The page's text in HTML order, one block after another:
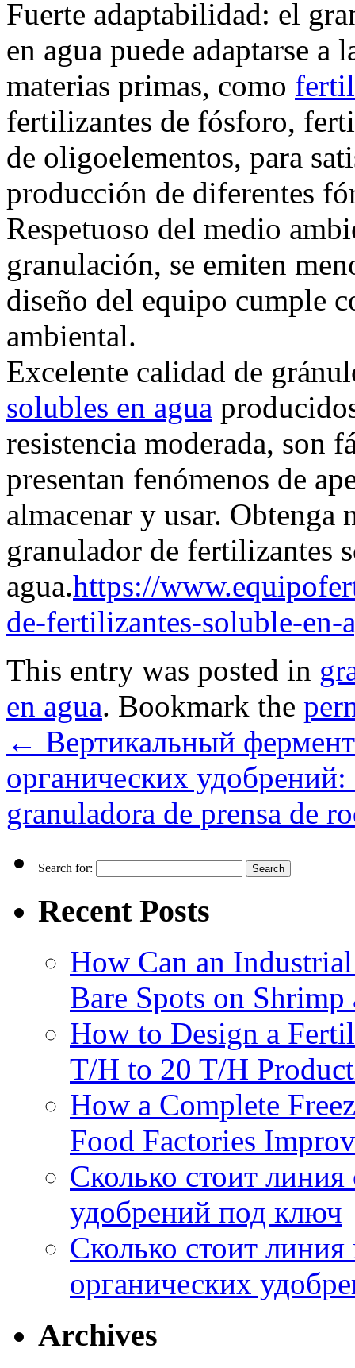
Fuerte adaptabilidad: el
en agua puede adaptarse
materias primas, como
fertilizantes de fósforo,
de oligoelementos, para
producción de diferentes
Respetuoso del medio
granulación, se emiten
diseño del equipo cumple
ambiental.
Excelente calidad de
solubles en agua
resistencia moderada, son
presentan fenómenos de
almacenar y usar. Obtenga
granulador de fertilizantes
agua.https://
de-fertilizantes-soluble-en-
This entry was posted in
en agua. Bookmark the
← Вертикальный
органических
granuladora de prensa de
Search for:
Recent Posts
How Can an
Bare Spots on Shrimp
How to Design a
T/H to 20 T/H
How a Complete
Food Factories
Сколько стоит
удобрений под ключ
Сколько стоит
органических
Archives